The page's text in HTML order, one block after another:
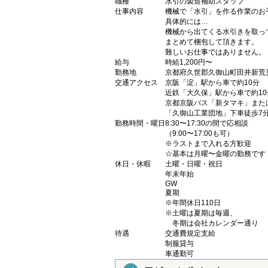
仕事内容
機械で「水引」を作る作業のお
具体的には…
機械から出てくる水引きを取っ
まとめて梱包して頂きます。
難しいお仕事ではありません。
給与
時給1,200円〜
勤務地
京都府久世郡久御山町田井新荒
交通アクセス
京阪「淀」駅から車で約10分
近鉄「大久保」駅から車で約
京都京阪バス「新タマキ」また
「久御山工業団地」下車徒歩7
勤務時間・曜日 8:30〜17:30の間で応相談
（9:00〜17:00も可）
※ラストまで入れる方歓迎
☆基本は月曜〜金曜の勤務です
休日・休暇
土曜・日曜・祝日
年末年始
GW
夏期
※年間休日110日
※土曜は夏期は毎週、
冬期は会社カレンダー通り
待遇
交通費規定支給
制服貸与
車通勤可